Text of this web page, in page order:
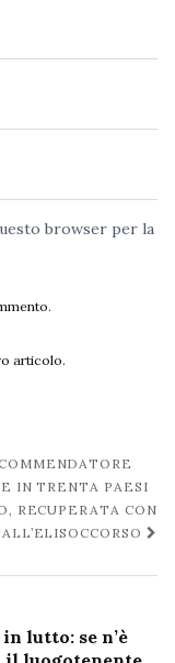
browser per la
articolo.
IN TRENTA PAESI
RECUPERATA CON
lutto: se n’è